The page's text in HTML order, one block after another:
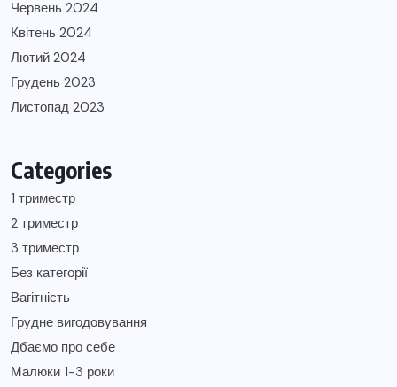
Червень 2024
Квітень 2024
Лютий 2024
Грудень 2023
Листопад 2023
Categories
1 триместр
2 триместр
3 триместр
Без категорії
Вагітність
Грудне вигодовування
Дбаємо про себе
Малюки 1-3 роки